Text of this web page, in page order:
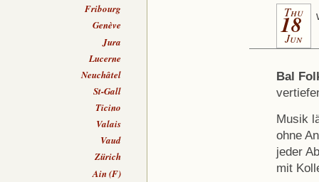
Thu
18
Jun
Bal
Musik
ohne
jeder
mit
Fribourg
Genève
Jura
Lucerne
Neuchâtel
St-Gall
Ticino
Valais
Vaud
Zürich
Ain (F)